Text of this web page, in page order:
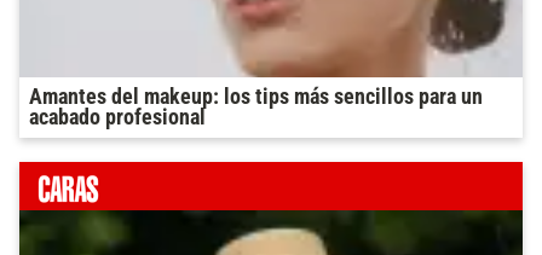
Amantes del makeup: los tips más sencillos para un
acabado profesional